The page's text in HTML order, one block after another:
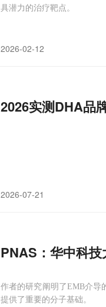
具潜力的治疗靶点。
2026-02-12
2026实测DHA品
2026-07-21
PNAS：华中科
作者的研究阐明了EMB介导
提供了重要的分子基础。